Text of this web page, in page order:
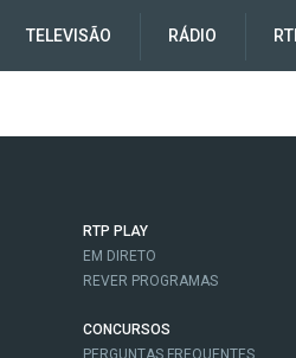
TELEVISÃO RÁDIO
RTP PLAY
EM DIRETO
REVER PROGRAMAS
CONCURSOS
PERGUNTAS FREQUENTES